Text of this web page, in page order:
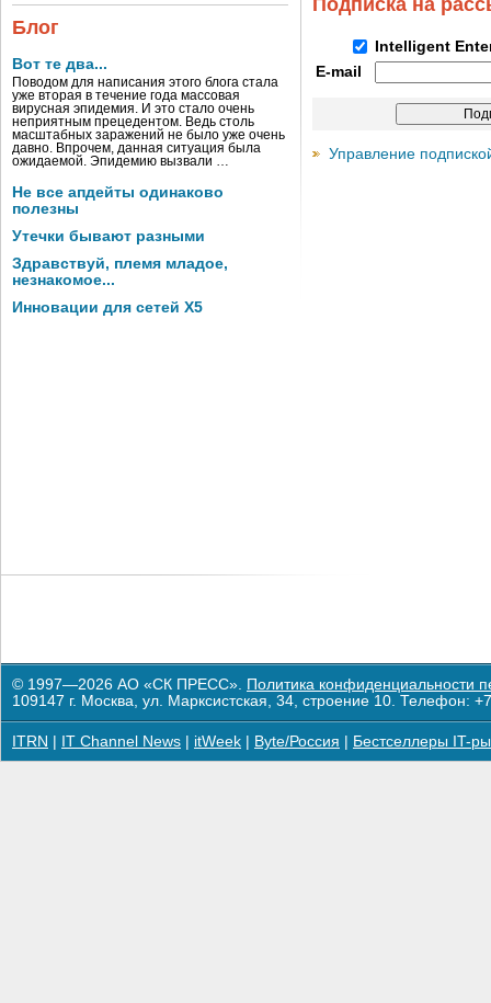
Блог
Вот те два...
Поводом для написания этого блога стала
уже вторая в течение года массовая
вирусная эпидемия. И это стало очень
неприятным прецедентом. Ведь столь
масштабных заражений не было уже очень
давно. Впрочем, данная ситуация была
ожидаемой. Эпидемию вызвали …
Не все апдейты одинаково
полезны
Утечки бывают разными
Здравствуй, племя младое,
незнакомое...
Инновации для сетей X5
Подписка на
Intelligent
E-mail
Управление
© 1997—2026 АО «СК ПРЕСС». Политика конфиденциальности
109147 г. Москва, ул. Марксистская, 34, строение 10. Телефон:
ITRN IT Channel News itWeek Byte/Россия Бестселлеры IT-